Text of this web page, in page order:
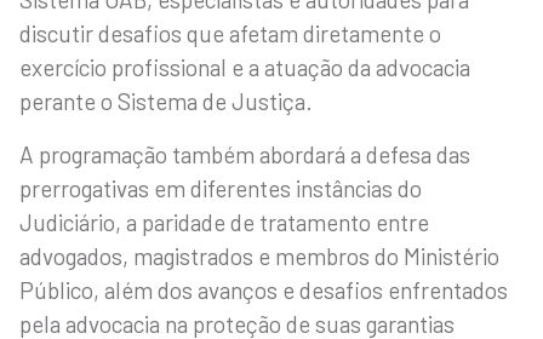
discutir desafios que afetam diretamente o
exercício profissional e a atuação da advocacia
perante o Sistema de Justiça.
A programação também abordará a defesa das
prerrogativas em diferentes instâncias do
Judiciário, a paridade de tratamento entre
advogados, magistrados e membros do Ministério
Público, além dos avanços e desafios enfrentados
pela advocacia na proteção de suas garantias